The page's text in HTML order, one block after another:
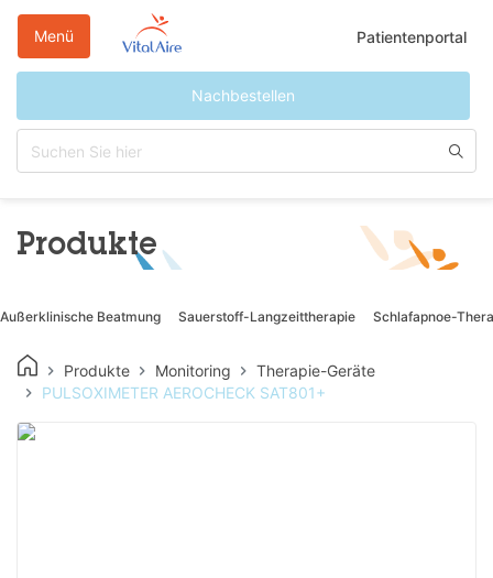
Patientenportal
Nachbestellen
Menü
Produkte
Außerklinische Beatmung Sauerstoff-Langzeittherapie Schlafapnoe-
Produkte Monitoring
Therapie-Geräte
PULSOXIMETER AEROCHECK SAT801+